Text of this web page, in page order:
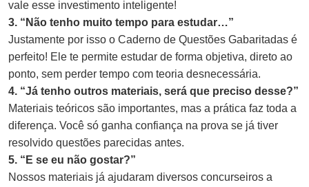
vale esse investimento inteligente!
3. “Não tenho muito tempo para estudar…”
Justamente por isso o Caderno de Questões Gabaritadas é
perfeito! Ele te permite estudar de forma objetiva, direto ao
ponto, sem perder tempo com teoria desnecessária.
4. “Já tenho outros materiais, será que preciso desse?”
Materiais teóricos são importantes, mas a prática faz toda a
diferença. Você só ganha confiança na prova se já tiver
resolvido questões parecidas antes.
5. “E se eu não gostar?”
Nossos materiais já ajudaram diversos concurseiros a